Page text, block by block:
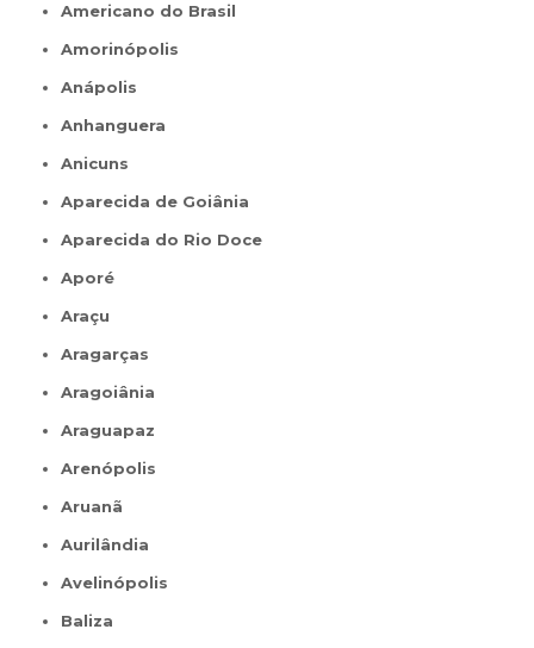
Americano do Brasil
Amorinópolis
Anápolis
Anhanguera
Anicuns
Aparecida de Goiânia
Aparecida do Rio Doce
Aporé
Araçu
Aragarças
Aragoiânia
Araguapaz
Arenópolis
Aruanã
Aurilândia
Avelinópolis
Baliza